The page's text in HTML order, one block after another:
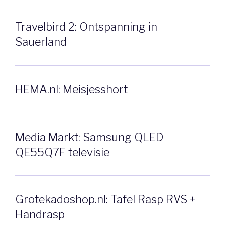
Travelbird 2: Ontspanning in
Sauerland
HEMA.nl: Meisjesshort
Media Markt: Samsung QLED
QE55Q7F televisie
Grotekadoshop.nl: Tafel Rasp RVS +
Handrasp